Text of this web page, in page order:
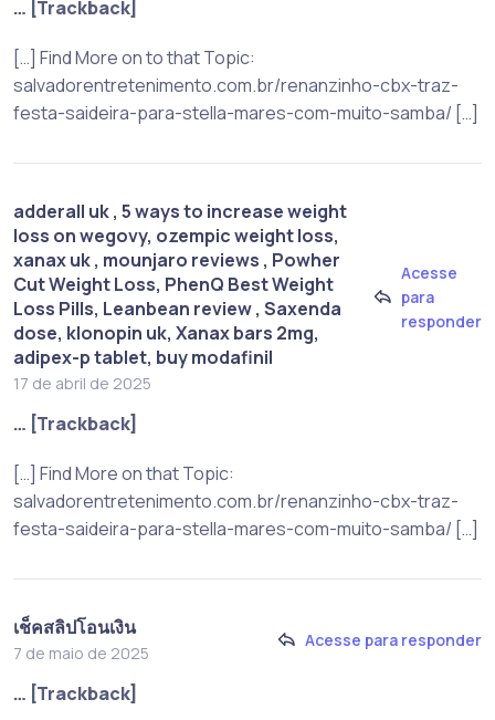
… [Trackback]
[…] Find More on to that Topic:
salvadorentretenimento.com.br/renanzinho-cbx-traz-
festa-saideira-para-stella-mares-com-muito-samba/ […]
adderall uk , 5 ways to increase weight
loss on wegovy​, ozempic weight loss,
xanax uk , mounjaro reviews , Powher
Cut Weight Loss, PhenQ Best Weight
Loss Pills, Leanbean review , Saxenda
dose, klonopin uk, Xanax bars 2mg,
adipex-p tablet, buy modafinil
17 de abril de 2025
Acesse
para
responder
… [Trackback]
[…] Find More on that Topic:
salvadorentretenimento.com.br/renanzinho-cbx-traz-
festa-saideira-para-stella-mares-com-muito-samba/ […]
เช็คสลิปโอนเงิน
7 de maio de 2025
Acesse para responder
… [Trackback]